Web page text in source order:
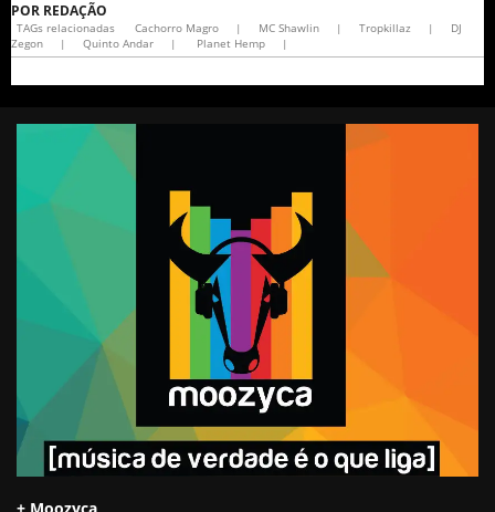
POR REDAÇÃO
TAGs relacionadas Cachorro Magro | MC Shawlin | Tropkillaz |
DJ
Zegon
| Quinto Andar | Planet Hemp |